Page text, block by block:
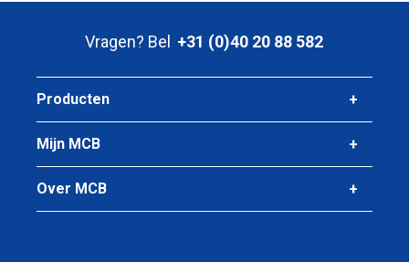
Vragen? Bel +31 (0)40 20 88 582
Producten
Mijn MCB
Over MCB